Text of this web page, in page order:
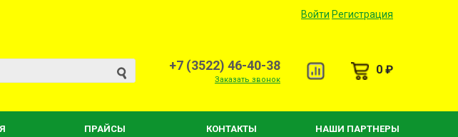
Войти Регистрация
+7 (3522) 46-40-38
Заказать звонок
0 ₽
ПРАЙСЫ КОНТАКТЫ НАШИ ПАРТНЕРЫ